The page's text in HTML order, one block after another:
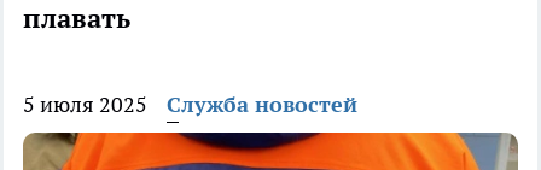
плавать
5 июля 2025 Служба новостей